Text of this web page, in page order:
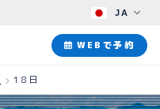
JA
WEBで予約
18日